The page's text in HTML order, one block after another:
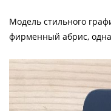
Модель стильного
фирменный абрис,